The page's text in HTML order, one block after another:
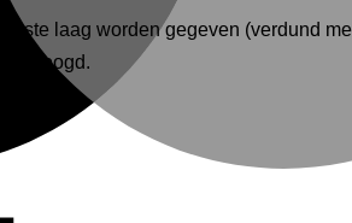
laag worden gegeven (verdund